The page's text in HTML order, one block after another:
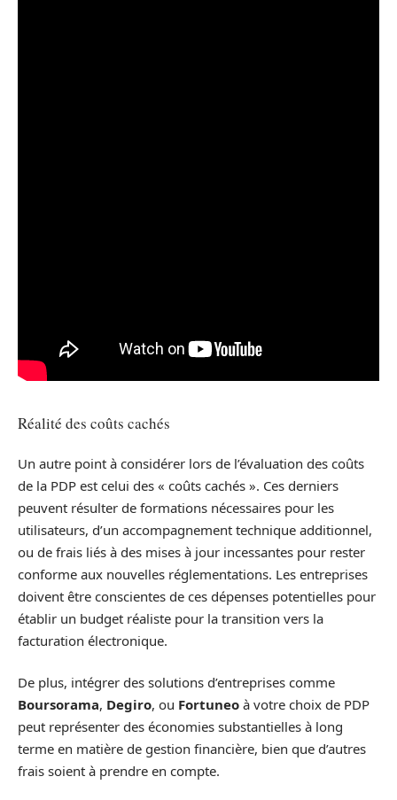
Réalité des coûts cachés
Un autre point à considérer lors de l’évaluation des coûts
de la PDP est celui des « coûts cachés ». Ces derniers
peuvent résulter de formations nécessaires pour les
utilisateurs, d’un accompagnement technique additionnel,
ou de frais liés à des mises à jour incessantes pour rester
conforme aux nouvelles réglementations. Les entreprises
doivent être conscientes de ces dépenses potentielles pour
établir un budget réaliste pour la transition vers la
facturation électronique.
De plus, intégrer des solutions d’entreprises comme
Boursorama, Degiro, ou Fortuneo à votre choix de PDP
peut représenter des économies substantielles à long
terme en matière de gestion financière, bien que d’autres
frais soient à prendre en compte.